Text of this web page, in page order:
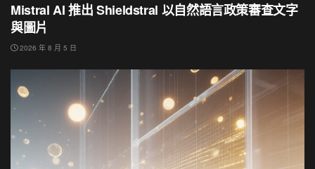
Mistral AI 推出 Shieldstral 以自然語言政策審查文字
與圖片
2026 年 8 月 5 日